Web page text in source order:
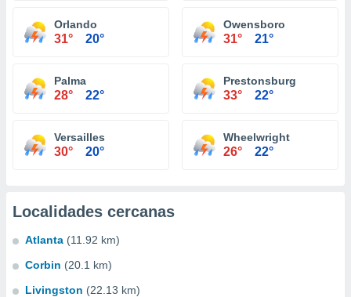
Orlando
31° 20°
Owensboro
31° 21°
Palma
28° 22°
Prestonsburg
33° 22°
Versailles
30° 20°
Wheelwright
26° 22°
Localidades cercanas
Atlanta (11.92 km)
Corbin (20.1 km)
Livingston (22.13 km)